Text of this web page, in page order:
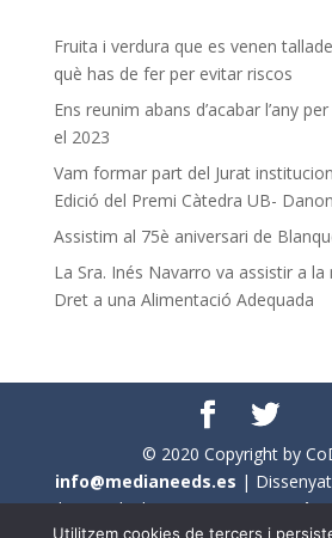
Fruita i verdura que es venen
què has de fer per evitar riscos
Ens reunim abans d’acabar l’any
el 2023
Vam formar part del Jurat
Edició del Premi Càtedra UB-
Assistim al 75è aniversari de
La Sra. Inés Navarro va assistir a la
Dret a una Alimentació Adequada
© 2020 Copyright by
info@medianeeds.es |
| Tots els drets reservats a
Utilitzem cookies de tercers i